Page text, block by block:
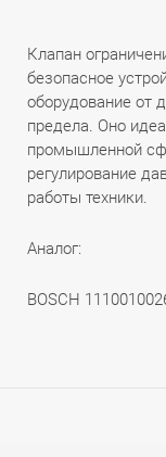
Клапан
безопасное
оборудование от
предела. Оно
промышленной
регулирование
работы техники.
Аналог:
BOSCH